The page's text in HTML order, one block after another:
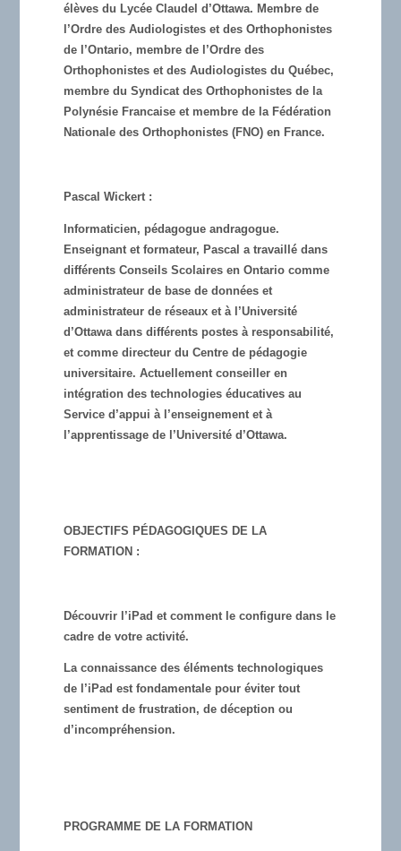
élèves du Lycée Claudel d’Ottawa. Membre de
l’Ordre des Audiologistes et des Orthophonistes
de l’Ontario, membre de l’Ordre des
Orthophonistes et des Audiologistes du Québec,
membre du Syndicat des Orthophonistes de la
Polynésie Francaise et membre de la Fédération
Nationale des Orthophonistes (FNO) en France.
Pascal Wickert :
Informaticien, pédagogue andragogue.
Enseignant et formateur, Pascal a travaillé dans
différents Conseils Scolaires en Ontario comme
administrateur de base de données et
administrateur de réseaux et à l’Université
d’Ottawa dans différents postes à responsabilité,
et comme directeur du Centre de pédagogie
universitaire. Actuellement conseiller en
intégration des technologies éducatives au
Service d’appui à l’enseignement et à
l’apprentissage de l’Université d’Ottawa.
OBJECTIFS PÉDAGOGIQUES DE LA
FORMATION :
Découvrir l’iPad et comment le configure dans le
cadre de votre activité.
La connaissance des éléments technologiques
de l’iPad est fondamentale pour éviter tout
sentiment de frustration, de déception ou
d’incompréhension.
PROGRAMME DE LA FORMATION